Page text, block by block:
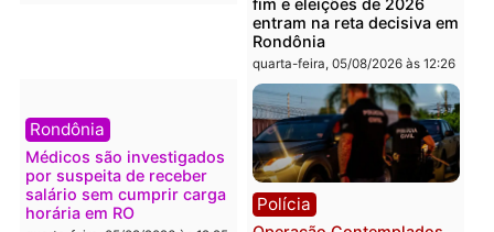
quarta-feira, 05/08/2026 às 12:48
O dinheiro do crime: PF
apreende R$ 2 milhões
Porto Velho e expõe
esquema milionário de
lavagem
quarta-feira, 05/08/2026 às